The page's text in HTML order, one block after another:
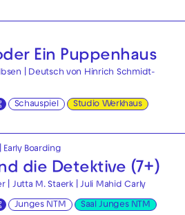
Ein Puppenhaus
| Deutsch von Hinrich Schmidt-
Schauspiel
Studio Werkhaus
Early Boarding
die Detektive (7+)
| Jutta M. Staerk | Juli Mahid Carly
Junges NTM
Saal Junges NTM